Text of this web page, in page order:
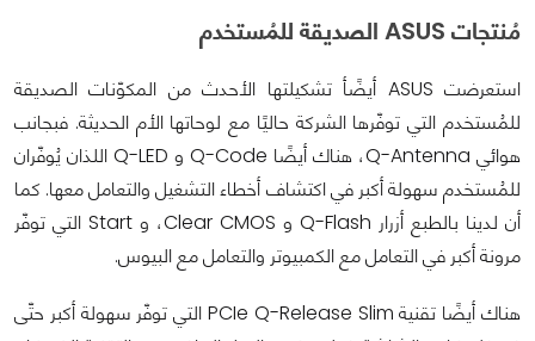
مُنتجات ASUS الصديقة للمُستخدم
استعرضت ASUS أيضًأ تشكيلتها الأحدث من المكوّنات الصديقة
للمُستخدم التي توفّرها الشركة حاليًا مع لوحاتها الأم الحديثة. فبجانب
هوائي Q-Antenna، هناك أيضًا Q-Code و Q-LED اللذان يُوفّران
للمُستخدم سهولة أكبر في اكتشاف أخطاء التشغيل والتعامل معها. كما
أن لدينا بالطبع أزرار Q-Flash و Clear CMOS، و Start التي توفّر
مرونة أكبر في التعامل مع الكمبيوتر والتعامل مع البيوس.
هناك أيضًا تقنية PCIe Q-Release Slim التي توفّر سهولة أكبر حتّى